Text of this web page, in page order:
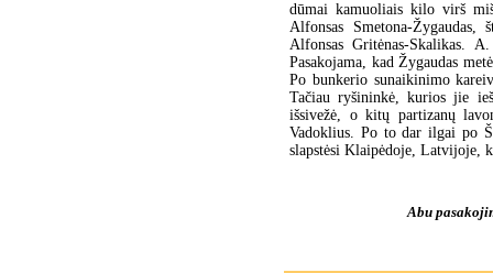
dūmai kamuoliais kilo virš
Alfonsas Smetona-Žygaudas,
Alfonsas Gritėnas-Skalikas.
Pasakojama, kad Žygaudas
Po bunkerio sunaikinimo
Tačiau ryšininkė, kurios jie
išsivežė, o kitų partizanų
Vadoklius. Po to dar ilgai po
slapstėsi Klaipėdoje, Latvijoje,
Abu